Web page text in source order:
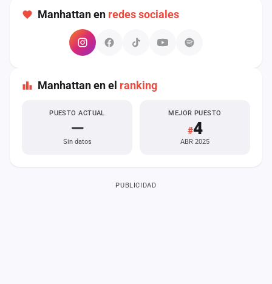
Manhattan en redes sociales
Manhattan en el ranking
PUESTO ACTUAL
—
Sin datos
MEJOR PUESTO
#4
ABR 2025
PUBLICIDAD
cuenta
Administración